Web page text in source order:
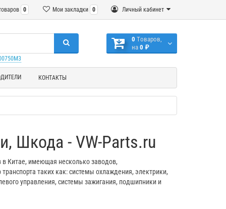
Личный кабинет
Мои закладки 0
0
0 Tоваров,
на 0 ₽
КОНТАКТЫ
Шкода - VW-Parts.ru
в Китае, имеющая несколько заводов,
таких как: системы охлаждения, электрики,
управления, системы зажигания, подшипники и